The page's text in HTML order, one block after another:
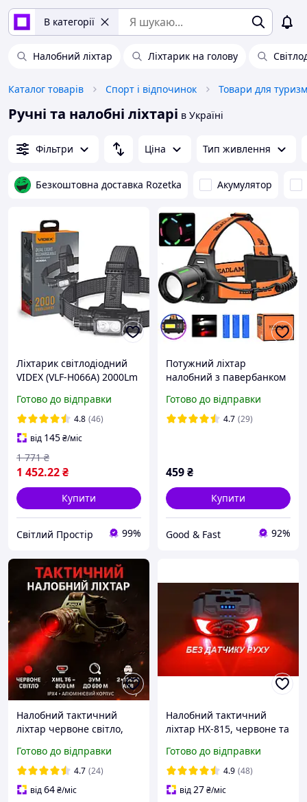
В категорії
Налобний ліхтар Ліхтарик на голову
Каталог товарів Спорт і відпочинок Товари для
Ручні та налобні ліхтарі в Україні
Фільтри Ціна Тип живлення
Безкоштовна доставка Rozetka Акумулятор
Ліхтарик світлодіодний
VIDEX (VLF-H066A) 2000Lm
акумулятором
Готово до відправки
4.8 (46)
від 145₴/міс
1 452.22₴
1 771 ₴
Купити
Світлий Простір 99%
Потужний ліхтар
налобний з павербанком
BL-T67 тактичний
ліхтарик на голову
Готово до відправки
4.7 (29)
459₴
Купити
Good & Fast 92%
Налобний тактичний
ліхтар червоне світло,
IPX4, 2×18650
Готово до відправки
4.7 (24)
від64₴/міс
Налобний тактичний
ліхтар HX-815, червоне та
налобний 18650 знімний
акумулятор 1200 mAh,
USB Type-C
Готово до відправки
4.9 (48)
від27₴/міс